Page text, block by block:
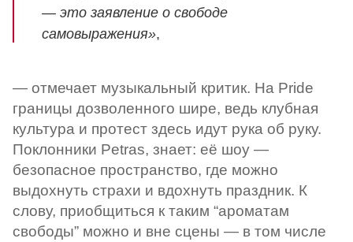
— это заявление о свободе
самовыражения»,
— отмечает музыкальный критик. На Pride
границы дозволенного шире, ведь клубная
культура и протест здесь идут рука об руку.
Поклонники Petras, знает: её шоу —
безопасное пространство, где можно
выдохнуть страхи и вдохнуть праздник. К
слову, приобщиться к таким “ароматам
свободы” можно и вне сцены — в том числе